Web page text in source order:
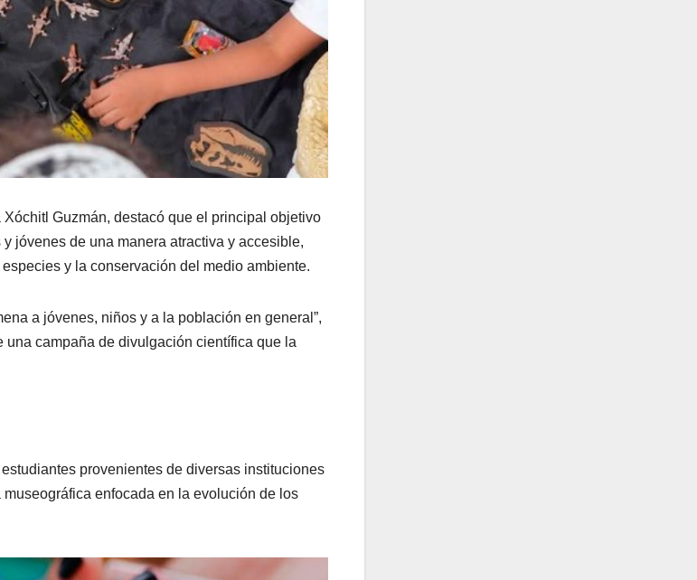
Guzmán, destacó que el principal objetivo
jóvenes de una manera atractiva y accesible,
y la conservación del medio ambiente.
a jóvenes, niños y a la población en general”,
campaña de divulgación científica que la
provenientes de diversas instituciones
enfocada en la evolución de los